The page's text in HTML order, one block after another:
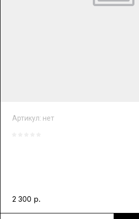
Артикул: нет
2 300 р.